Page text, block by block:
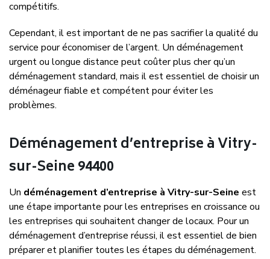
compétitifs.
Cependant, il est important de ne pas sacrifier la qualité du
service pour économiser de l’argent. Un déménagement
urgent ou longue distance peut coûter plus cher qu’un
déménagement standard, mais il est essentiel de choisir un
déménageur fiable et compétent pour éviter les
problèmes.
Déménagement d’entreprise à Vitry-
sur-Seine 94400
Un déménagement d’entreprise à Vitry-sur-Seine est
une étape importante pour les entreprises en croissance ou
les entreprises qui souhaitent changer de locaux. Pour un
déménagement d’entreprise réussi, il est essentiel de bien
préparer et planifier toutes les étapes du déménagement.